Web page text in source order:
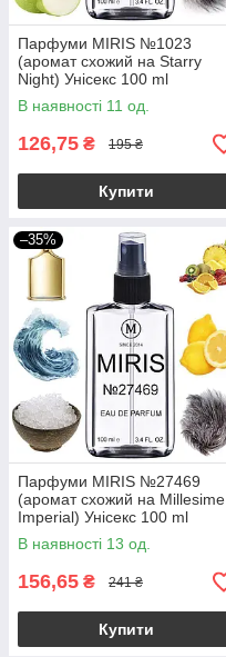
Парфуми MIRIS №1023
(аромат схожий на Starry
Night) Унісекс 100 ml
В наявності 11 од.
126,75 ₴ 195 ₴
Купити
–35%
Парфуми MIRIS №27469
(аромат схожий на Millesime
Imperial) Унісекс 100 ml
В наявності 13 од.
156,65 ₴ 241 ₴
Купити